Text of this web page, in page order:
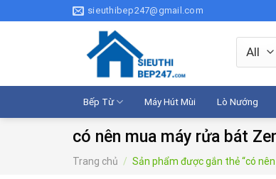
to
sieuthibep247@gmail.com
Bếp Từ Máy Hút Mùi Lò Nướng
có nên mua máy rửa bát
Trang chủ / Sản phẩm được gắn thẻ “có